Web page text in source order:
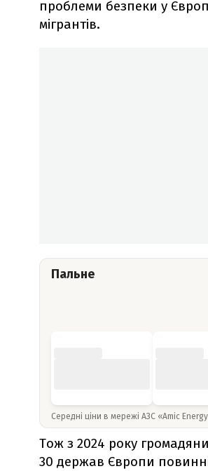
проблеми безпеки у
мігрантів.
Пальне
Середні ціни в мережі АЗС «Amic
Тож з 2024 року
30 держав Європи